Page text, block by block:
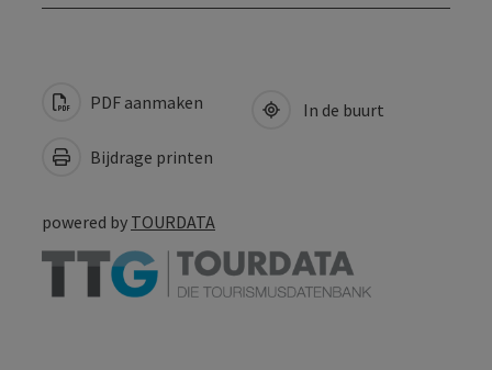
PDF aanmaken
Bijdrage printen
In de buurt
powered by TOURDATA